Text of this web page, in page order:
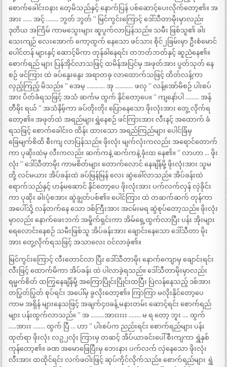
စောက်ခေါင်းဝနား တေ့မိသည်နှင့် နောက်ပြန် ပစ်ဆောင့်ပေးလိုက်တော့၏။ အ
အား …… အင့် …….. ဘွတ် ဘွတ် ” မြင်ကွင်းကြောင့် ဒေါ်သီတာမိုးမှာလည်း
ဒုတိယ အကြိမ် ကာမသွေးများ ဆူပွက်လာပြန်သည်။ သမီး ဖြစ်သူ၏ ခါး
သေးကျဉ် လေးအောက် ကော့ထွက် နေသော ဖင်သား စိုင်၂ခြမ်းမှာ ဦးစံမောင်
ပေါင်တန် များနှင့် ဆောင့်မိကာ တုန်ခါနေရင်း တဘတ်ဘတ်နှင့် ဆူညံနေ၏။
စောက်ရည် များ ပြန်အိုင်လာသဖြင့် ထမိန်အပြင်မှ အဖုတ်အား ပွတ်သုတ် နေ
စဉ် ဖင်ကြား ထဲ ခပ်နွေးနွေး အရာတခု လာထောက်သဖြင့် ထိတ်လန့်ကာ
လှည့်ကြည့် မိသည်။ ” အေမ့ ………… အု ………… ဖလု ” လန့်အော်မိစဉ် ပါးစပ်
အား ပိတ်ခံရသဖြင့် အသံ ဆက်မ ထွက် နိုင်တော့ပေ။ ” ကျနော်ပါ ……… အန်
တီမိုး ရယ် ” အသံနိမ့်ကာ ခပ်တိုးတိုး ပြောနေသော ဖိုးလုံးအား တွေ့ လိုက်ရ
တော့၏။ အဖုတ်ထဲ အရည်များရွှဲနေစဉ် ဖင်ကြားအား လီးနင့် အထောက် ခံ
ရသဖြင့် စောက်ခေါင်းဝ ထိန်း ထားသော အရည်ကြည်များ ပေါင်ခြံမှ
ခြေမျက်စိထိ စီးကျ လာပြန်သည်။ ဖိုးလုံး မျက်လုံးကလည်း အရောင်တောက်
ကာ ပုဆိုးထဲမှ လီးကလည်း ဆက်ကနဲ့ ဆက်ကနဲ့ ခုံးထ နေ၏။ ” လာဟာ … ဖိုး
လုံး ” ဒေါ်သီတာမိုး ကာမစိတ်များ တောက်လောင် နေချိန်မို့ ဖိုးလုံးအား သူမ
တို့ လင်မယား အိပ်ခန်းထဲ ခပ်မြန်မြန် လေး ဆွဲခေါ်လာသည်။ အိပ်ခန်းထဲ
ရောက်သည်နှင့် ဟန်မဆောင် နိုင်တော့ပေ ဖိုးလုံးအား ပက်လက်လှန် လှဲခိုင်း
ကာ ပုဆိုး ခါးပုံစအား ဆွဲချွတ်ပစ်၏။ ပေါင်ကြား ထဲ တဆက်ဆက် တုန်ကာ
အပေါ်သို့ လန်တက်နေ သော ဒစ်ကြီးအား အငမ်းမရ ဆွဲစုပ်တော့သည်။ ဖိုးလုံး
မှာလည်း နောက်ဖေးဘက် အမှိုက်ရှင်းကာ အိမ်ရှေ့ထွက်လာပြီး ပန်း အိုးများ
ရေလောင်းနေစဉ် သမီးဖြစ်သူ အိပ်ခန်းအား ချောင်းနေသော ဒေါ်သီတာ မိုး
အား တွေ့လိုက်ရသဖြင့် အသာလေး ဝင်လာခဲ့၏။
မြင်ကွင်းကြောင့် လီးတောင်လာ ပြီး ဒေါ်သီတာမိုး နောက်ကျောမှ ချောင်းရင်း
လီးဖြင့် ထောက်မိကာ အိပ်ခန်း ထဲ ပါလာခဲ့ရသည်။ ဒေါ်သီတာမိုးမှာလည်း
ရမ္မက်စိတ် ထကြွနေချိန်မို့ အကြောပြိုင်းပြိုင်းထပြီး ပြဲလန်နေသည့် ဒစ်အား
တပြွတ်ပြွတ် စုပ်ရင်း အပေါ်မှ ခွလိုးတော့၏။ ကြာကြာ မလိုးနိုင်တော့ပေ
ကာမ အရှိန် များနေသဖြင့် အချက်၄၀ခန့် မနားတမ်း ဆောင့်ရင်း စောက်ရည်
များ ပန်းထွက်လာသည်။ ” အ ………အားးးးး …….. မ ရ တော့ ဘူး …. ထွက်
…..အားး …….. ထွက် ပြီ … ဟာ ” ပါးစပ်က ညည်းရင်း စောက်ရည်များ ပန်း
ထုတ်ရာ ဖိုးလုံး လဥ၂လုံး ကြားမှ တဆင့် အိပ်ယာခင်းပေါ် စီးကျကာ ရွှဲနှစ်
ကုန်တော့၏။ ခဏ အမောဖြေပြီးမှ ဘေးနား ပက်လက် လှဲနေသော ဖိုးလုံး
လီးအား ထထိုင်ရင်း လက်ဖဝါးဖြင့် ဆုပ်ကိုင်လိုက်သည်။ စောက်ရည်များ ရွှဲ